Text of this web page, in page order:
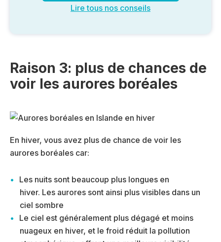
Lire tous nos conseils
Raison 3: plus de chances de
voir les aurores boréales
En hiver, vous avez plus de chance de voir les
aurores boréales car:
Les nuits sont beaucoup plus longues en
hiver. Les aurores sont ainsi plus visibles dans un
ciel sombre
Le ciel est généralement plus dégagé et moins
nuageux en hiver, et le froid réduit la pollution